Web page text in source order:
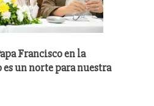
Francisco en la
un norte para nuestra